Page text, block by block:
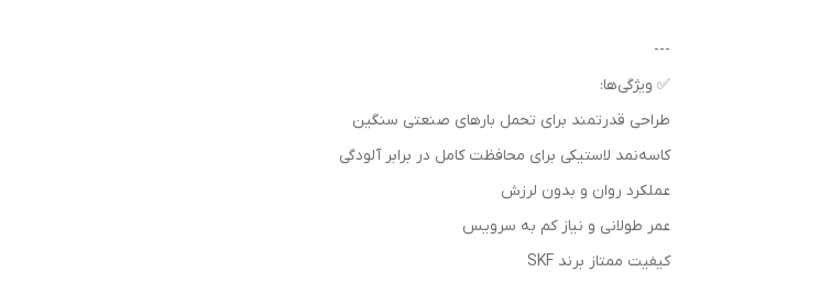
---
✅ ویژگی‌ها:
طراحی قدرتمند برای تحمل بارهای صنعتی سنگین
کاسه‌نمد لاستیکی برای محافظت کامل در برابر آلودگی
عملکرد روان و بدون لرزش
عمر طولانی و نیاز کم به سرویس
کیفیت ممتاز برند SKF